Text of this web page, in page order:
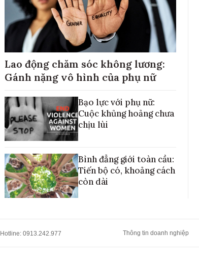
Lao động chăm sóc không lương:
Gánh nặng vô hình của phụ nữ
Bạo lực với phụ nữ:
Cuộc khủng hoảng chưa
chịu lùi
Bình đẳng giới toàn cầu:
Tiến bộ có, khoảng cách
còn dài
Hotline: 0913.242.977 Thông tin doanh nghiệp